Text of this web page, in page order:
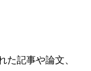
た記事や論文、